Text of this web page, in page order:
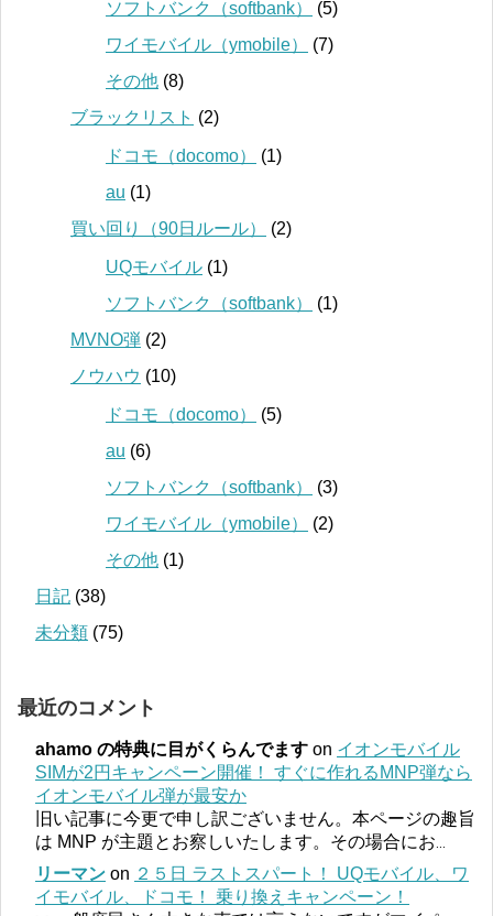
ソフトバンク（softbank）
(5)
ワイモバイル（ymobile）
(7)
その他 (8)
ブラックリスト (2)
ドコモ（docomo）
(1)
au (1)
買い回り（90日ルール）
(2)
UQモバイル (1)
ソフトバンク（softbank）
(1)
MVNO弾 (2)
ノウハウ (10)
ドコモ（docomo）
(5)
au (6)
ソフトバンク（softbank）
(3)
ワイモバイル（ymobile）
(2)
その他 (1)
日記 (38)
未分類 (75)
最近のコメント
ahamo の特典に目がくらんでます on イオンモバイル
SIMが2円キャンペーン開催！ すぐに作れるMNP弾なら
イオンモバイル弾が最安か
旧い記事に今更で申し訳ございません。本ページの趣旨
は MNP が主題とお察しいたします。その場合にお
リーマン on ２５日 ラストスパート！ UQモバイル、ワ
イモバイル、ドコモ！ 乗り換えキャンペーン！